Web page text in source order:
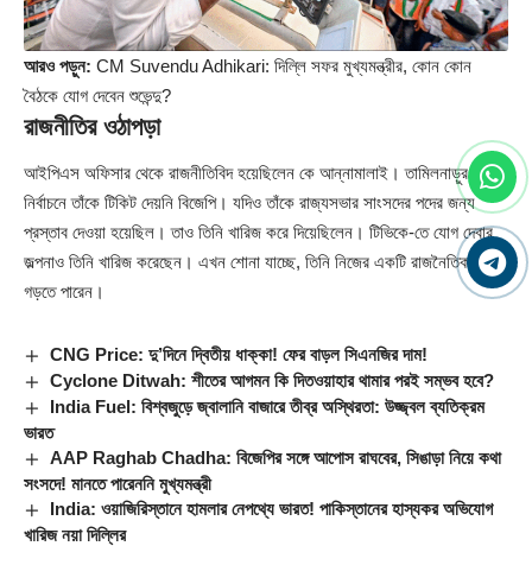
আরও পড়ুন: CM Suvendu Adhikari: দিল্লি সফর মুখ্যমন্ত্রীর, কোন কোন
বৈঠকে যোগ দেবেন শুভেন্দু?
রাজনীতির ওঠাপড়া
আইপিএস অফিসার থেকে রাজনীতিবিদ হয়েছিলেন কে আন্নামালাই। তামিলনাড়ুর
নির্বাচনে তাঁকে টিকিট দেয়নি বিজেপি। যদিও তাঁকে রাজ্যসভার সাংসদের পদের জন্য
প্রস্তাব দেওয়া হয়েছিল। তাও তিনি খারিজ করে দিয়েছিলেন। টিভিকে-তে যোগ দেবার
জল্পনাও তিনি খারিজ করেছেন। এখন শোনা যাচ্ছে, তিনি নিজের একটি রাজনৈতিক দল
গড়তে পারেন।
CNG Price: দু’দিনে দ্বিতীয় ধাক্কা! ফের বাড়ল সিএনজির দাম!
Cyclone Ditwah: শীতের আগমন কি দিতওয়াহার থামার পরই সম্ভব হবে?
India Fuel: বিশ্বজুড়ে জ্বালানি বাজারে তীব্র অস্থিরতা: উজ্জ্বল ব্যতিক্রম
ভারত
AAP Raghab Chadha: বিজেপির সঙ্গে আপোস রাঘবের, সিঙাড়া নিয়ে কথা
সংসদে! মানতে পারেননি মুখ্যমন্ত্রী
India: ওয়াজিরিস্তানে হামলার নেপথ্যে ভারত! পাকিস্তানের হাস্যকর অভিযোগ
খারিজ নয়া দিল্লির